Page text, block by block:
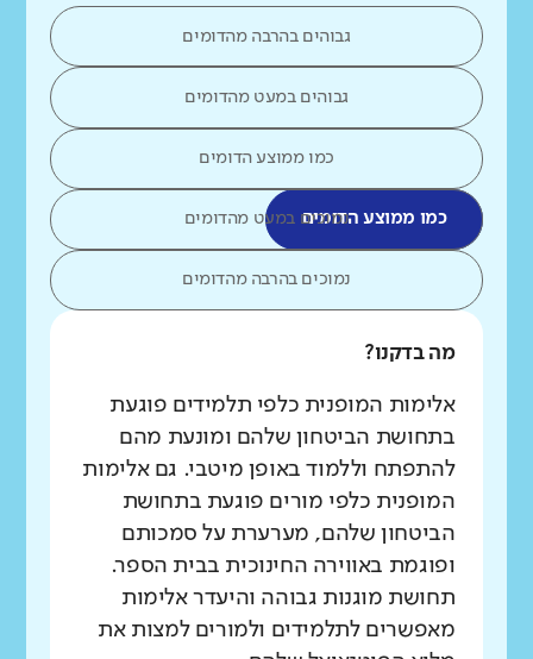
גבוהים בהרבה מהדומים
גבוהים במעט מהדומים
כמו ממוצע הדומים
כמו ממוצע הדומיםנמוכים במעט מהדומים
נמוכים בהרבה מהדומים
מה בדקנו?
אלימות המופנית כלפי תלמידים פוגעת
בתחושת הביטחון שלהם ומונעת מהם
להתפתח וללמוד באופן מיטבי. גם אלימות
המופנית כלפי מורים פוגעת בתחושת
הביטחון שלהם, מערערת על סמכותם
ופוגמת באווירה החינוכית בבית הספר.
תחושת מוגנות גבוהה והיעדר אלימות
מאפשרים לתלמידים ולמורים למצות את